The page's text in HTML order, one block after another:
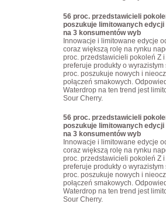
56 proc. przedstawicieli
poszukuje limitowanych edycji
na 3 konsumentów wyb
Innowacje i limitowane edycje
coraz większą rolę na rynku
proc. przedstawicieli pokoleń Z i
preferuje produkty o wyrazistym
proc. poszukuje nowych i
połączeń smakowych.
Waterdrop na ten trend jest
Sour Cherry.
56 proc. przedstawicieli
poszukuje limitowanych edycji
na 3 konsumentów wyb
Innowacje i limitowane edycje
coraz większą rolę na rynku
proc. przedstawicieli pokoleń Z i
preferuje produkty o wyrazistym
proc. poszukuje nowych i
połączeń smakowych.
Waterdrop na ten trend jest
Sour Cherry.